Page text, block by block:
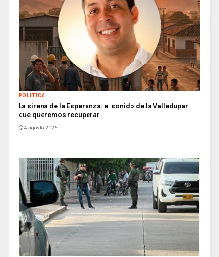
POLITICA
La sirena de la Esperanza: el sonido de la Valledupar
que queremos recuperar
4 agosto, 2026